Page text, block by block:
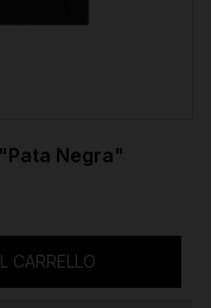
Negra"
CARRELLO